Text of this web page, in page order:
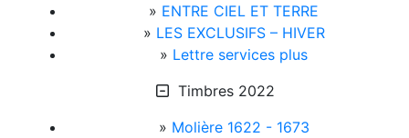
» ENTRE CIEL ET TERRE
» LES EXCLUSIFS – HIVER
» Lettre services plus
Timbres 2022
» Molière 1622 - 1673